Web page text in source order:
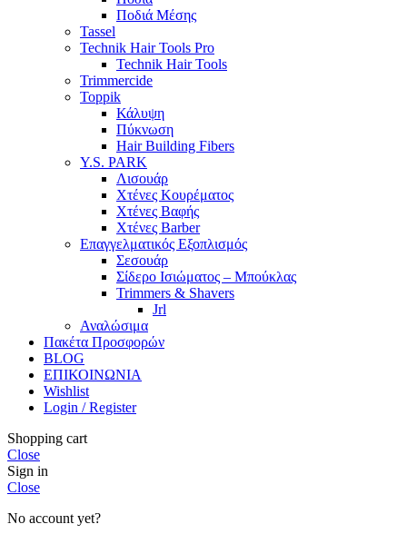
Ποδιά Μέσης
Tassel
Technik Hair Tools Pro
Technik Hair Tools
Trimmercide
Toppik
Κάλυψη
Πύκνωση
Hair Building Fibers
Y.S. PARK
Λισουάρ
Χτένες Κουρέματος
Χτένες Βαφής
Χτένες Barber
Επαγγελματικός Εξοπλισμός
Σεσουάρ
Σίδερο Ισιώματος – Μπούκλας
Trimmers & Shavers
Jrl
Αναλώσιμα
Πακέτα Προσφορών
BLOG
ΕΠΙΚΟΙΝΩΝΙΑ
Wishlist
Login / Register
Shopping cart
Close
Sign in
Close
No account yet?